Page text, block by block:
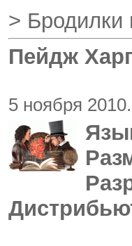
> Бродилки
Пейдж
5 ноября